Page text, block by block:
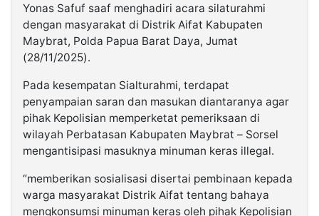
Yonas Safuf saaf menghadiri acara silaturahmi
dengan masyarakat di Distrik Aifat Kabupaten
Maybrat, Polda Papua Barat Daya, Jumat
(28/11/2025).
Pada kesempatan Sialturahmi, terdapat
penyampaian saran dan masukan diantaranya agar
pihak Kepolisian memperketat pemeriksaan di
wilayah Perbatasan Kabupaten Maybrat – Sorsel
mengantisipasi masuknya minuman keras illegal.
“memberikan sosialisasi disertai pembinaan kepada
warga masyarakat Distrik Aifat tentang bahaya
mengkonsumsi minuman keras oleh pihak Kepolisian